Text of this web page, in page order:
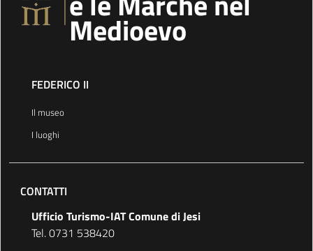
Medioevo
FEDERICO II
Il museo
I luoghi
CONTATTI
Ufficio Turismo-IAT Comune di Jesi
Tel. 0731 538420